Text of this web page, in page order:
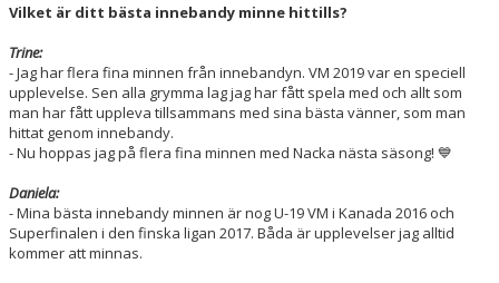
Vilket är ditt bästa innebandy minne hittills?
Trine:
- Jag har flera fina minnen från innebandyn. VM 2019 var en speciell
upplevelse. Sen alla grymma lag jag har fått spela med och allt som
man har fått uppleva tillsammans med sina bästa vänner, som man
hittat genom innebandy.
- Nu hoppas jag på flera fina minnen med Nacka nästa säsong! 💙
Daniela:
- Mina bästa innebandy minnen är nog U-19 VM i Kanada 2016 och
Superfinalen i den finska ligan 2017. Båda är upplevelser jag alltid
kommer att minnas.